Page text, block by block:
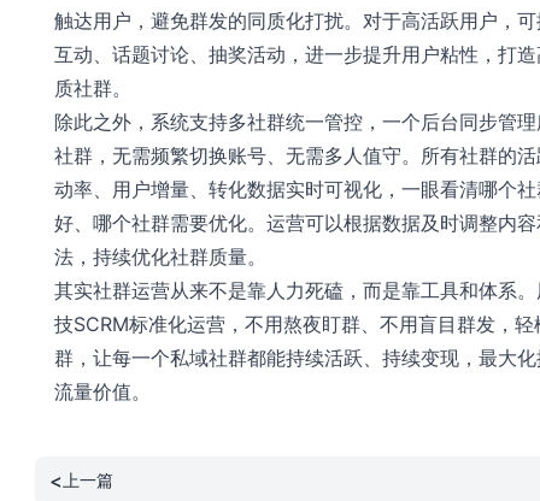
触达用户，避免群发的同质化打扰。对于高活跃用户，
互动、话题讨论、抽奖活动，进一步提升用户粘性，打
质社群。
除此之外，系统支持多社群统一管控，一个后台同步管
社群，无需频繁切换账号、无需多人值守。所有社群的
动率、用户增量、转化数据实时可视化，一眼看清哪个
好、哪个社群需要优化。运营可以根据数据及时调整内
法，持续优化社群质量。
其实社群运营从来不是靠人力死磕，而是靠工具和体系
技SCRM标准化运营，不用熬夜盯群、不用盲目群发，轻
群，让每一个私域社群都能持续活跃、持续变现，最大
流量价值。
< 上一篇